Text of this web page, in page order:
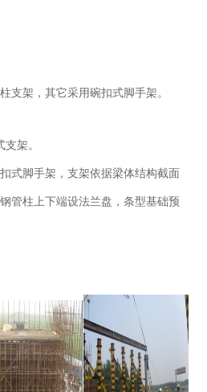
支架，其它采用碗扣式脚手架。
架。
式脚手架，支架依据梁体结构截面
管柱上下端设法兰盘，条型基础预